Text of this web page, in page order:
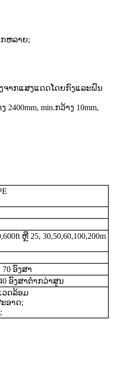
ກຫລາຍ;
ງຈາກແສງແດດໂດຍກົງແລະຝົນ
min.ກວ້າງ 10mm,
ຫຼື 25, 30,50,60,100,200m
ອົງສາ
ອົງສາຕ່ໍາກວ່າສູນ
ວດລ້ອມ
ອາດ;